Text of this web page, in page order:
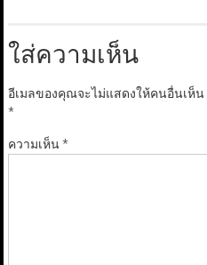
ใส่ความเห็น
อีเมลของคุณจะไม่แสดงให้คนอื่นเห็น
*
ความเห็น*